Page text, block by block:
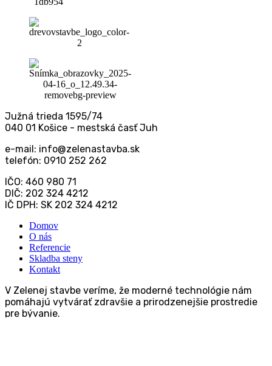
Južná trieda 1595/74
040 01 Košice - mestská časť Juh
e-mail: info@zelenastavba.sk
telefón: 0910 252 262
IČO: 460 980 71
DIČ: 202 324 4212
IČ DPH: SK 202 324 4212
Domov
O nás
Referencie
Skladba steny
Kontakt
V Zelenej stavbe veríme, že moderné technológie nám
pomáhajú vytvárať zdravšie a prirodzenejšie prostredie
pre bývanie.